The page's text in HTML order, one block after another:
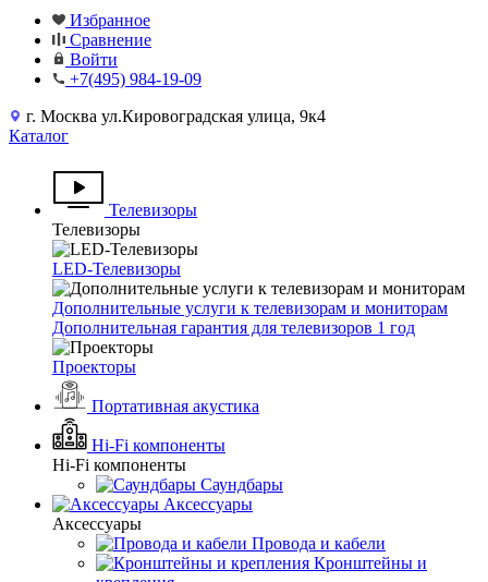
Избранное
Сравнение
Войти
+7(495) 984-19-09
г. Москва ул.Кировоградская улица, 9к4
Каталог
Телевизоры
Телевизоры
LED-Телевизоры
Дополнительные услуги к телевизорам и мониторам
Дополнительная гарантия для телевизоров 1 год
Проекторы
Портативная акустика
Hi-Fi компоненты
Hi-Fi компоненты
Саундбары
Аксессуары
Аксессуары
Провода и кабели
Кронштейны и